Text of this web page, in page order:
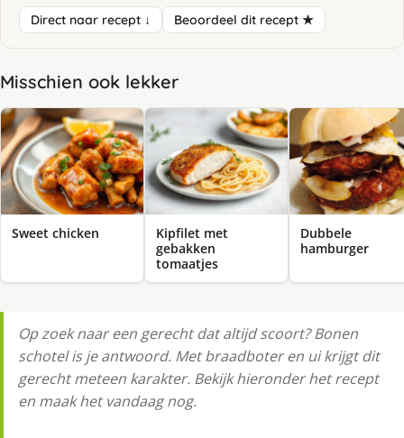
Direct naar recept ↓ Beoordeel dit recept ★
Misschien ook lekker
Sweet chicken
Kipfilet met
gebakken
tomaatjes
Dubbele
hamburger
Op zoek naar een gerecht dat altijd scoort? Bonen
schotel is je antwoord. Met braadboter en ui krijgt dit
gerecht meteen karakter. Bekijk hieronder het recept
en maak het vandaag nog.